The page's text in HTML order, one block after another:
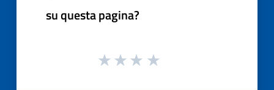
su questa pagina?